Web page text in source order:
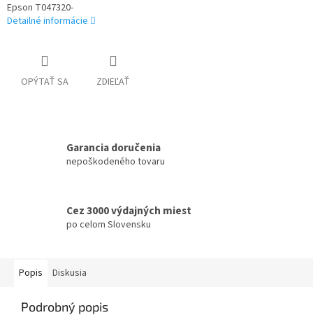
Epson T047320-
Detailné informácie
OPÝTAŤ SA ZDIEĽAŤ
Garancia doručenia
nepoškodeného tovaru
Cez 3000 výdajných miest
po celom Slovensku
Popis Diskusia
Podrobný popis